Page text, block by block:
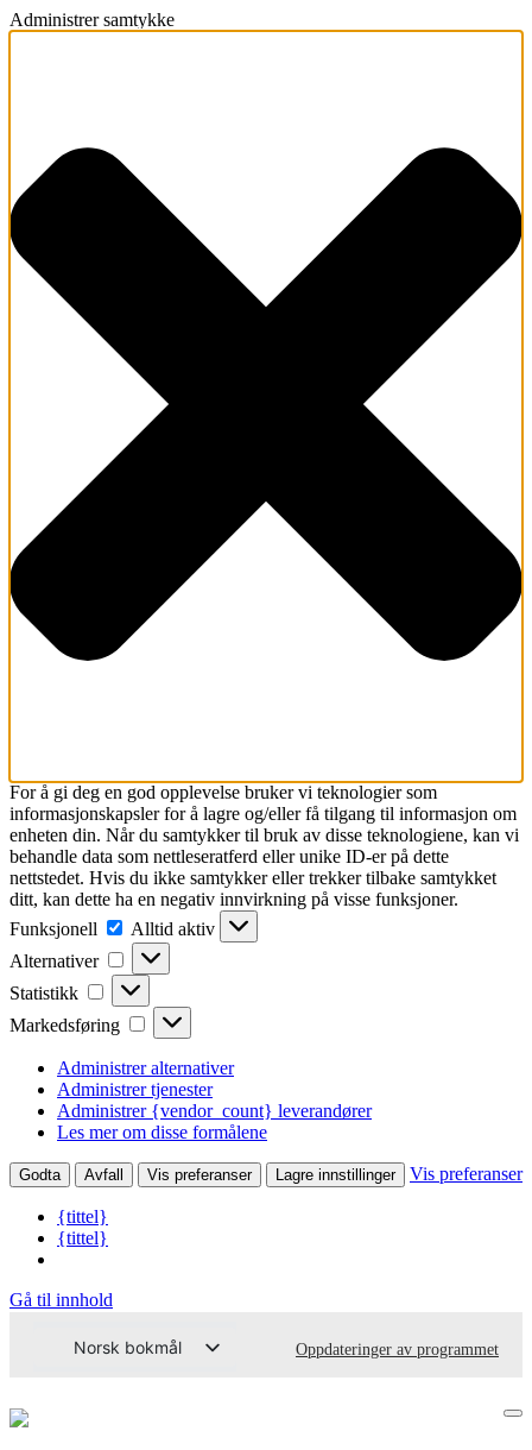
Administrer samtykke
For å gi deg en god opplevelse bruker vi teknologier som
informasjonskapsler for å lagre og/eller få tilgang til informasjon om
enheten din. Når du samtykker til bruk av disse teknologiene, kan vi
behandle data som nettleseratferd eller unike ID-er på dette
nettstedet. Hvis du ikke samtykker eller trekker tilbake samtykket
ditt, kan dette ha en negativ innvirkning på visse funksjoner.
Funksjonell
Funksjonell
Alltid aktiv
Alternativer
Alternativer
Statistikk Statistikk
Markedsføring Markedsføring
Administrer alternativer
Administrer tjenester
Administrer {vendor_count} leverandører
Les mer om disse formålene
Godta Avfall Vis preferanser Lagre innstillinger Vis preferanser
{tittel}
{tittel}
Gå til innhold
Norsk bokmål
Oppdateringer av programmet